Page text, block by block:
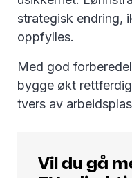
strategisk endring,
oppfylles.
Med god
bygge økt
tvers av
Vil du gå